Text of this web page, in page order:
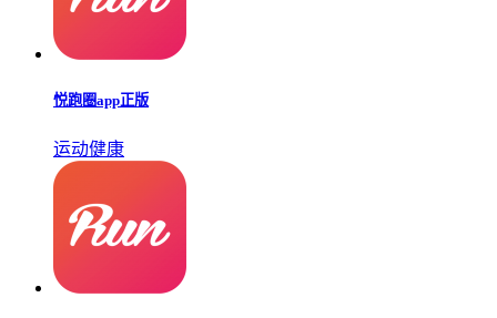
悦跑圈app正版
运动健康